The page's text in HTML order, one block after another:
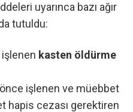
uyarınca bazı ağır
tutuldu:
kasten öldürme
işlenen ve müebbet
hapis cezası gerektiren